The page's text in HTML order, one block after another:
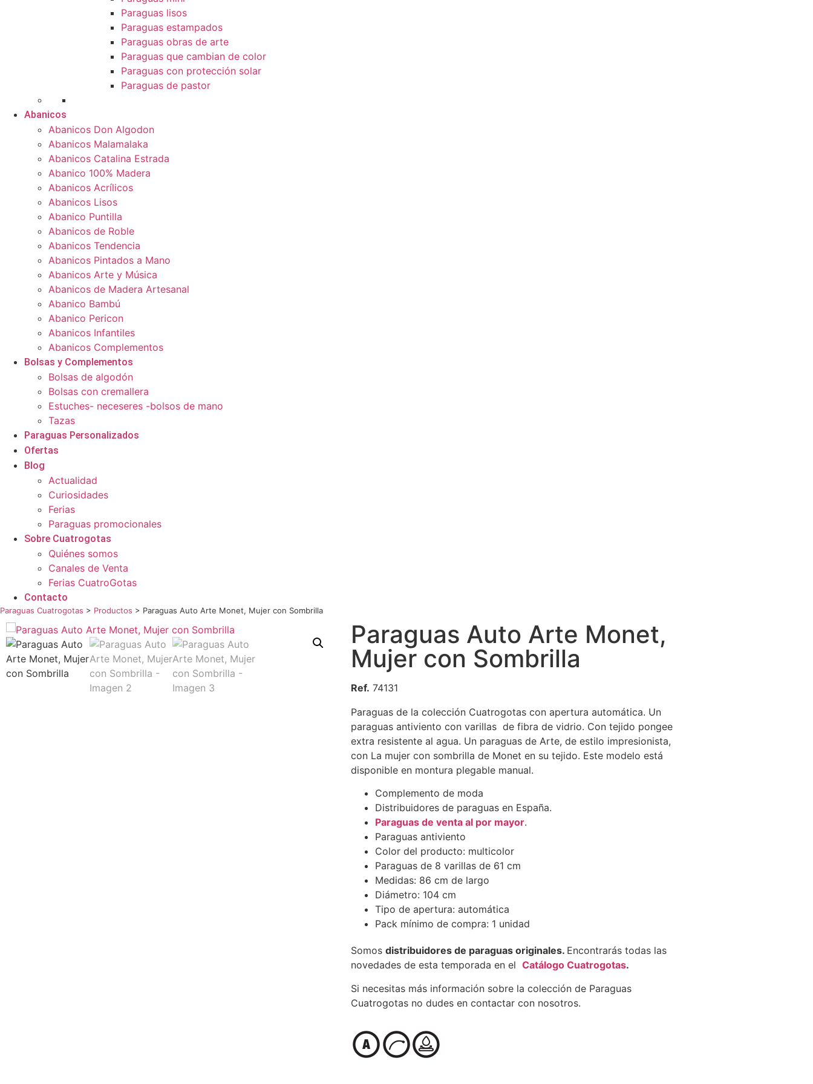
Paraguas lisos
Paraguas estampados
Paraguas obras de arte
Paraguas que cambian de color
Paraguas con protección solar
Paraguas de pastor
Abanicos
Abanicos Don Algodon
Abanicos Malamalaka
Abanicos Catalina Estrada
Abanico 100% Madera
Abanicos Acrílicos
Abanicos Lisos
Abanico Puntilla
Abanicos de Roble
Abanicos Tendencia
Abanicos Pintados a Mano
Abanicos Arte y Música
Abanicos de Madera Artesanal
Abanico Bambú
Abanico Pericon
Abanicos Infantiles
Abanicos Complementos
Bolsas y Complementos
Bolsas de algodón
Bolsas con cremallera
Estuches- neceseres -bolsos de mano
Tazas
Paraguas Personalizados
Ofertas
Blog
Actualidad
Curiosidades
Ferias
Paraguas promocionales
Sobre Cuatrogotas
Quiénes somos
Canales de Venta
Ferias CuatroGotas
Contacto
Paraguas Cuatrogotas > Productos > Paraguas Auto Arte Monet, Mujer con Sombrilla
Paraguas Auto Arte Monet,
Mujer con Sombrilla
Ref. 74131
Paraguas de la colección Cuatrogotas con apertura automática. Un
paraguas antiviento con varillas de fibra de vidrio. Con tejido pongee
extra resistente al agua. Un paraguas de Arte, de estilo impresionista,
con La mujer con sombrilla de Monet en su tejido. Este modelo está
disponible en montura plegable manual.
Complemento de moda
Distribuidores de paraguas en España.
Paraguas de venta al por mayor.
Paraguas antiviento
Color del producto: multicolor
Paraguas de 8 varillas de 61 cm
Medidas: 86 cm de largo
Diámetro: 104 cm
Tipo de apertura: automática
Pack mínimo de compra: 1 unidad
Somos distribuidores de paraguas originales. Encontrarás todas las
novedades de esta temporada en el Catálogo Cuatrogotas.
Si necesitas más información sobre la colección de Paraguas
Cuatrogotas no dudes en contactar con nosotros.